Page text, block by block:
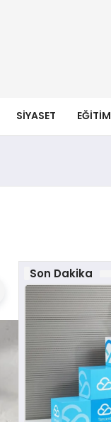
SIYASET EĞITIM
Son Dakika